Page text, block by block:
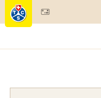
Mitgliedschaft & Leistungen